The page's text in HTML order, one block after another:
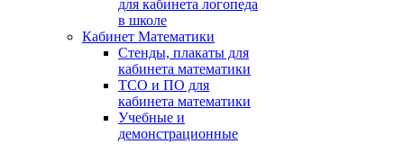
для кабинета логопеда
в школе
Кабинет Математики
Стенды, плакаты для
кабинета математики
ТСО и ПО для
кабинета математики
Учебные и
демонстрационные